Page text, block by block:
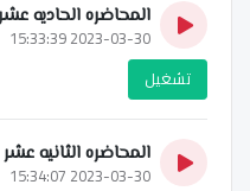
المحاضره الحاديه
2023-03-30 15:33:39
تشغيل
المحاضره الثانيه عشر
2023-03-30 15:34:07